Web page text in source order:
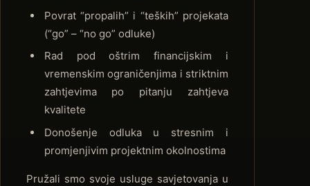
Povrat “propalih” i “teških” projekata
(“go” – “no go” odluke)
Rad pod oštrim financijskim i
vremenskim ograničenjima i striktnim
zahtjevima po pitanju zahtjeva
kvalitete
Donošenje odluka u stresnim i
promjenjivim projektnim okolnostima
Pružali smo svoje usluge savjetovanja u